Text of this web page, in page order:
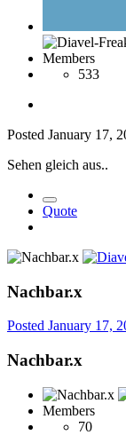
Members
533
Posted January 17,
Sehen gleich aus..
Quote
Nachbar.x
Posted January 17,
Nachbar.x
Members
70